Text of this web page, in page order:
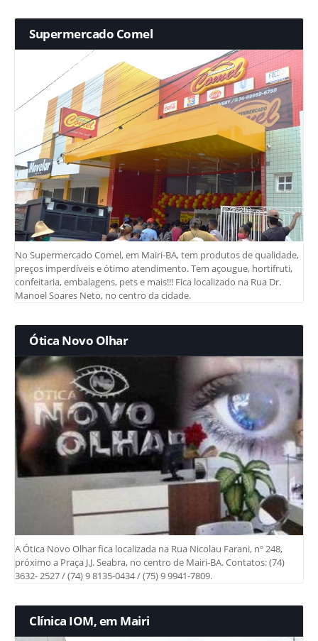
Supermercado Comel
No Supermercado Comel, em Mairi-BA, tem produtos de qualidade,
preços imperdíveis e ótimo atendimento. Tem açougue, hortifruti,
confeitaria, embalagens, pets e mais!!! Fica localizado na Rua Dr.
Manoel Soares Neto, no centro da cidade.
Ótica Novo Olhar
A Ótica Novo Olhar fica localizada na Rua Nicolau Farani, nº 248,
próximo a Praça J.J. Seabra, no centro de Mairi-BA. Contatos: (74)
3632- 2527 / (74) 9 8135-0434 / (75) 9 9941-7809.
Clínica IOM, em Mairi